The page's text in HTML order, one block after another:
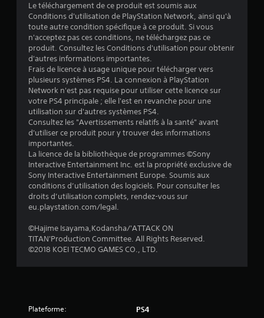
r
(
v
i
Le téléchargement de ce produit est soumis aux
Conditions d'utilisation de PlayStation Network, ainsi qu'à
toute autre condition spécifique à ce produit. Si vous
n'acceptez pas ces conditions, ne téléchargez pas ce
produit. Consultez les Conditions d'utilisation pour obtenir
d'autres informations importantes.
Frais de licence à usage unique pour télécharger vers
plusieurs systèmes PS4. La connexion à PlayStation
Network n'est pas requise pour utiliser cette licence sur
votre PS4 principale ; elle l'est en revanche pour une
utilisation sur d'autres systèmes PS4.
Consultez les "Avertissements relatifs à la santé" avant
d'utiliser ce produit pour y trouver des informations
importantes.
La licence de la bibliothèque de programmes ©Sony
Interactive Entertainment Inc. est la propriété exclusive de
Sony Interactive Entertainment Europe. Soumis aux
conditions d’utilisation des logiciels. Pour consulter les
droits d’utilisation complets, rendez-vous sur
eu.playstation.com/legal.
©Hajime Isayama,Kodansha/'ATTACK ON
TITAN'Production Committee. All Rights Reserved.
©2018 KOEI TECMO GAMES CO., LTD.
Plateforme: PS4